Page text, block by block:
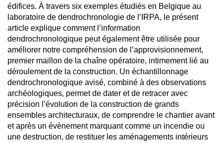
édifices. À travers six exemples étudiés en Belgique au
laboratoire de dendrochronologie de l’IRPA, le présent
article explique comment l’information
dendrochronologique peut également être utilisée pour
améliorer notre compréhension de l’approvisionnement,
premier maillon de la chaîne opératoire, intimement lié au
déroulement de la construction. Un échantillonnage
dendrochronologique avisé, combiné à des observations
archéologiques, permet de dater et de retracer avec
précision l’évolution de la construction de grands
ensembles architecturaux, de comprendre le chantier avant
et après un évènement marquant comme un incendie ou
une destruction, de restituer les aménagements intérieurs